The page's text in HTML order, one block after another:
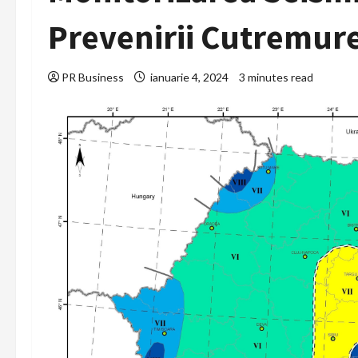
Prevenirii
PR Business ianuarie 4, 2024 3 minutes read